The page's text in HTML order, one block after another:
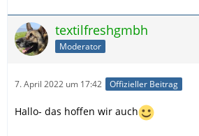
textilfreshgmbh
Moderator
7. April 2022 um 17:42 Offizieller Beitrag
Hallo- das hoffen wir auch